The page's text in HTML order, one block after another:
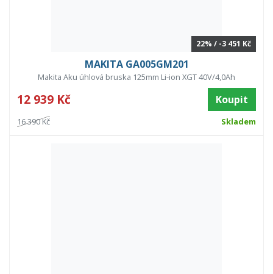
22% / -3 451 Kč
MAKITA GA005GM201
Makita Aku úhlová bruska 125mm Li-ion XGT 40V/4,0Ah
12 939 Kč Koupit
16 390 Kč Skladem